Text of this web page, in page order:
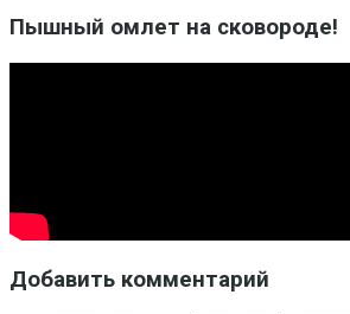
Пышный омлет на сковороде!
Добавить комментарий